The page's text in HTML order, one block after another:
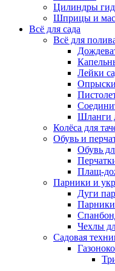
Цилиндры
Шприцы и
Всё для сада
Всё для
Лейки
Шланги
Колёса для
Обувь и
Обувь
Плащ-
Парники и
Дуги
Парники
Чехлы
Садовая